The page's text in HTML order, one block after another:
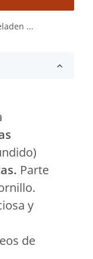
...
Parte
y
de